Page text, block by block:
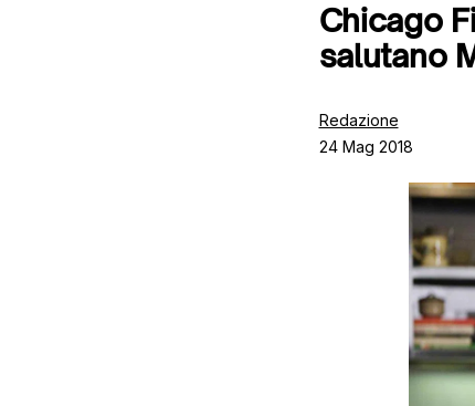
Chicago
salutano
Redazione
24 Mag 2018